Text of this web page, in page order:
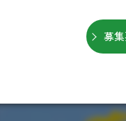
募